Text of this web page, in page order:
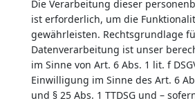
Die Verarbeitung dieser
ist erforderlich, um die
gewährleisten. Rechtsgrundlage
Datenverarbeitung ist unser
im Sinne von Art. 6 Abs. 1 lit. f
Einwilligung im Sinne des Art. 6
und § 25 Abs. 1 TTDSG und –